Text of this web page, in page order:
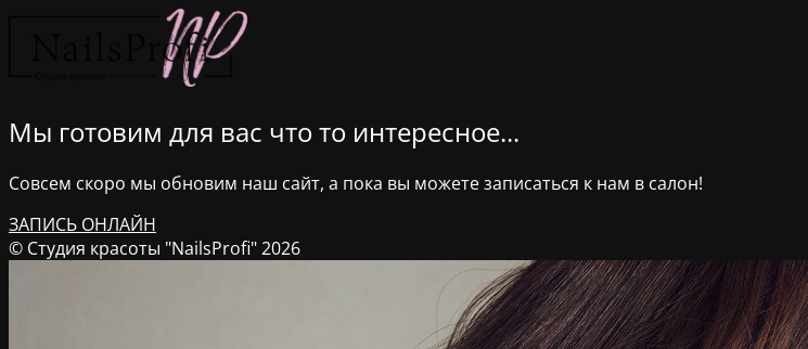
Мы готовим для вас что то интересное...
Совсем скоро мы обновим наш сайт, а пока вы можете записаться к нам в салон!
ЗАПИСЬ ОНЛАЙН
© Студия красоты "NailsProfi" 2026